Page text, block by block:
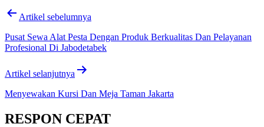
Artikel sebelumnya
Pusat Sewa Alat Pesta Dengan Produk Berkualitas Dan Pelayanan
Profesional Di Jabodetabek
Artikel selanjutnya
Menyewakan Kursi Dan Meja Taman Jakarta
RESPON CEPAT